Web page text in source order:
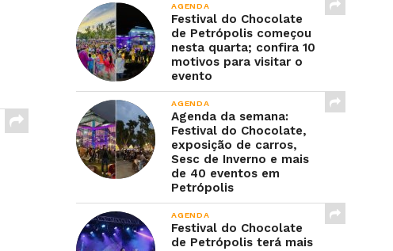
AGENDA
Festival do Chocolate
de Petrópolis começou
nesta quarta; confira 10
motivos para visitar o
evento
AGENDA
Agenda da semana:
Festival do Chocolate,
exposição de carros,
Sesc de Inverno e mais
de 40 eventos em
Petrópolis
AGENDA
Festival do Chocolate
de Petrópolis terá mais